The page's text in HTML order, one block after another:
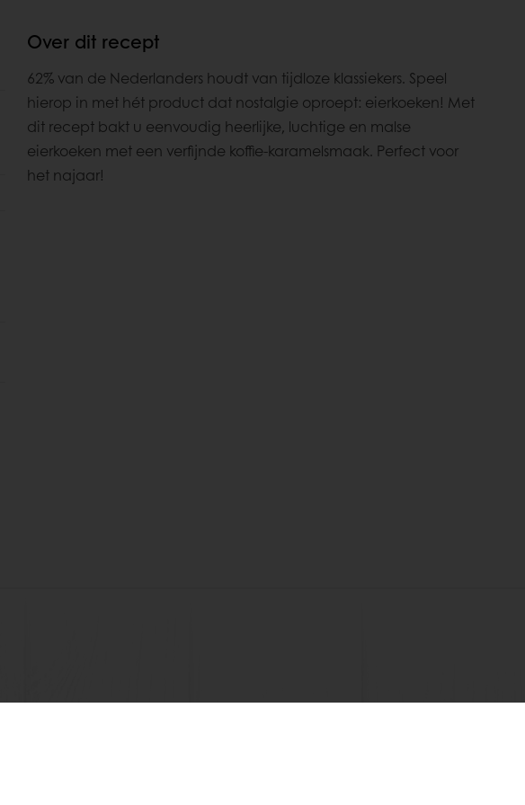
Over dit recept
62% van de Nederlanders houdt van tijdloze klassiekers. Speel
hierop in met hét product dat nostalgie oproept: eierkoeken! Met
dit recept bakt u eenvoudig heerlijke, luchtige en malse
eierkoeken met een verfijnde koffie-karamelsmaak. Perfect voor
het najaar!